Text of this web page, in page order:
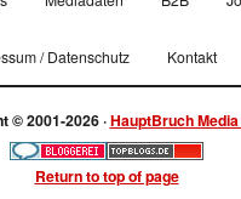
/ Datenschutz Kontakt
© 2001-2026 ·HauptBruch
Return to top of page